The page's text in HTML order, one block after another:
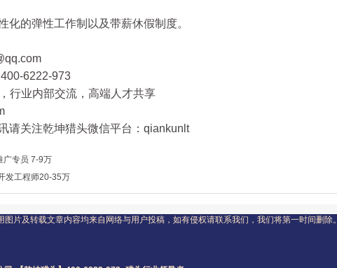
的弹性工作制以及带薪休假制度。
6222-973
行业内部交流，高端人才共享
请关注乾坤猎头微信平台：qiankunlt
广专员 7-9万
发工程师20-35万
图片及转载文章内容均来自网络与用户投稿，如有侵权请联系我们，我们将第一时间删除。